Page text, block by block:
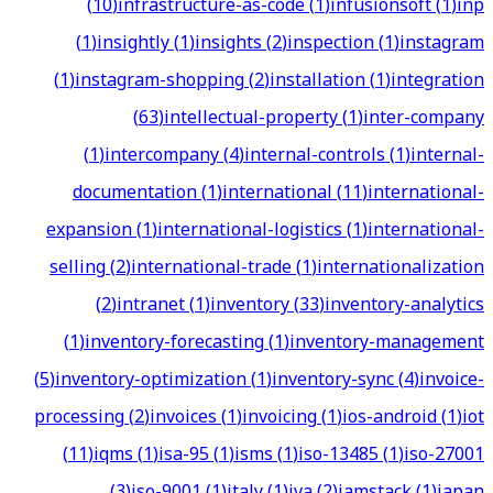
(1)insightly(1)insights(2)inspection(1)instagram
(1)instagram-shopping(2)installation(1)integration
(63)intellectual-property(1)inter-company
(1)intercompany(4)internal-controls(1)internal-
documentation(1)international(11)international-
expansion(1)international-logistics(1)international-
selling(2)international-trade(1)internationalization
(2)intranet(1)inventory(33)inventory-analytics
(1)inventory-forecasting(1)inventory-management
(5)inventory-optimization(1)inventory-sync(4)invoice-
processing(2)invoices(1)invoicing(1)ios-android(1)iot
(11)iqms(1)isa-95(1)isms(1)iso-13485(1)iso-27001